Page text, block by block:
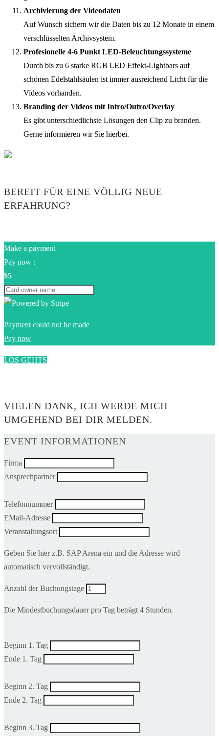
Archivierung der Videodaten
Auf Wunsch sichern wir die Daten bis zu 12 Monate in einem
verschlüsselten Archivsystem.
Profesionelle 4-6 Punkt LED-Beleuchtungssysteme
Durch bis zu 6 starke RGB LED Effekt-Lightbars auf
schönen Edelstahlsäulen ist immer ausreichend Licht für die
Videos vorhanden.
Branding der Videos mit Intro/Outro/Overlay
Es gibt unterschiedlichste Lösungen den Clip zu branden.
Gerne informieren wir Sie hierbei.
BEREIT FÜR EINE VÖLLIG NEUE
ERFAHRUNG?
Make a payment
Pay now :
$5
Payment could not be made
Pay now
LOS GEHTS
VIELEN DANK, ICH WERDE MICH
UMGEHEND BEI DIR MELDEN.
EVENT INFORMATIONEN
Firma
Ansprechpartner
Telefonnummer
EMail-Adresse
Veranstaltungsort
Geben Sie hier z.B. SAP Arena ein und die Adresse wird
automatisch vervollständigt.
Anzahl der Buchungstage
Die Mindestbuchungsdauer pro Tag beträgt 4 Stunden.
Beginn 1. Tag
Ende 1. Tag
Beginn 2. Tag
Ende 2. Tag
Beginn 3. Tag